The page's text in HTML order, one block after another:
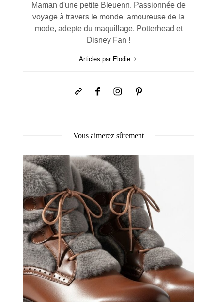
Maman d'une petite Bleuenn. Passionnée de
voyage à travers le monde, amoureuse de la
mode, adepte du maquillage, Potterhead et
Disney Fan !
Articles par Elodie
Vous aimerez sûrement